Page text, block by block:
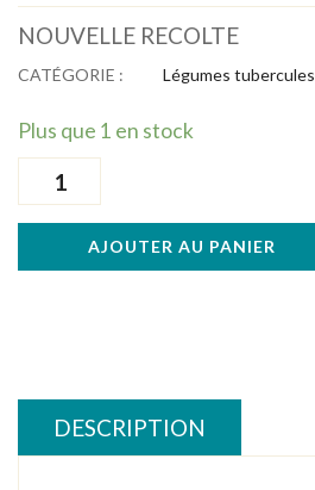
NOUVELLE RECOLTE
CATÉGORIE : Légumes tubercules
Plus que 1 en stock
quantité
de
MARABEL
AJOUTER AU PANIER
DESCRIPTION